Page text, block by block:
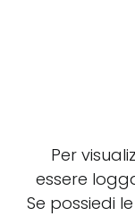
Per
essere
Se possiedi